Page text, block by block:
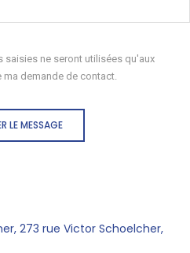
ne seront utilisées qu'aux
demande de contact.
LE MESSAGE
273 rue Victor Schoelcher,